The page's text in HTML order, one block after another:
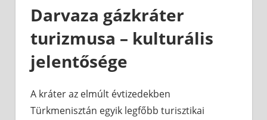
Darvaza gázkráter
turizmusa – kulturális
jelentősége
A kráter az elmúlt évtizedekben
Türkmenisztán egyik legfőbb turisztikai